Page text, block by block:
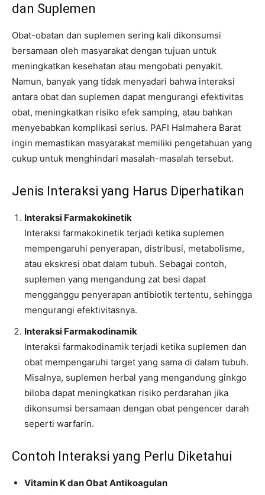
dan Suplemen
Obat-obatan dan suplemen sering kali dikonsumsi
bersamaan oleh masyarakat dengan tujuan untuk
meningkatkan kesehatan atau mengobati penyakit.
Namun, banyak yang tidak menyadari bahwa interaksi
antara obat dan suplemen dapat mengurangi efektivitas
obat, meningkatkan risiko efek samping, atau bahkan
menyebabkan komplikasi serius. PAFI Halmahera Barat
ingin memastikan masyarakat memiliki pengetahuan yang
cukup untuk menghindari masalah-masalah tersebut.
Jenis Interaksi yang Harus Diperhatikan
Interaksi Farmakokinetik
Interaksi farmakokinetik terjadi ketika suplemen
mempengaruhi penyerapan, distribusi, metabolisme,
atau ekskresi obat dalam tubuh. Sebagai contoh,
suplemen yang mengandung zat besi dapat
mengganggu penyerapan antibiotik tertentu, sehingga
mengurangi efektivitasnya.
Interaksi Farmakodinamik
Interaksi farmakodinamik terjadi ketika suplemen dan
obat mempengaruhi target yang sama di dalam tubuh.
Misalnya, suplemen herbal yang mengandung ginkgo
biloba dapat meningkatkan risiko perdarahan jika
dikonsumsi bersamaan dengan obat pengencer darah
seperti warfarin.
Contoh Interaksi yang Perlu Diketahui
Vitamin K dan Obat Antikoagulan